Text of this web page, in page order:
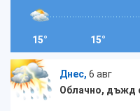
15° 15°
Днес, 6 авг
Облачно, дъжд